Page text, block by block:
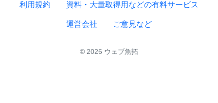
利用規約 資料・大量取得用などの有料サービス
運営会社 ご意見など
© 2026 ウェブ魚拓